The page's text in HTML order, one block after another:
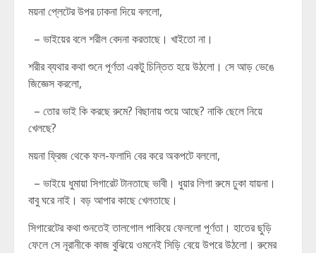
ময়না প্লেটের উপর ঢাকনা দিয়ে বললো,
– ভাইয়ের বলে শরীল বেদনা করতাছে। খাইতো না।
শরীর ব্যথার কথা শুনে পূর্ণতা একটু চিন্তিত হয়ে উঠলো। সে আড় ভেঙে
জিজ্ঞেস করলো,
– তোর ভাই কি করছে রুমে? বিছানায় শুয়ে আছে? নাকি ছেলে নিয়ে
খেলছে?
ময়না ফ্রিজ থেকে ফল-ফলাদি বের করে অকপটে বললো,
– ভাইয়ে ধুমায়া সিগারেট টানতাছে ভাবী। ধুয়ার লিগা রুমে ঢুকা যায়না।
বাবু ঘরে নাই। বড় আপার কাছে খেলতাছে।
সিগারেটের কথা শুনতেই তালগোল পাকিয়ে ফেললো পূর্ণতা। হাতের ছুড়ি
ফেলে সে নূরানীকে কাজ বুঝিয়ে ওমনেই সিড়ি বেয়ে উপরে উঠলো। রুমের